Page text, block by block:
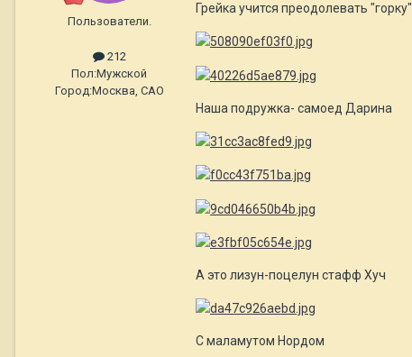
Пользователи.
212
Пол:Мужской
Город:Москва, САО
Грейка учится преодолевать "горку"
Наша подружка- самоед Дарина
А это лизун-поцелун стафф Хуч
С маламутом Нордом